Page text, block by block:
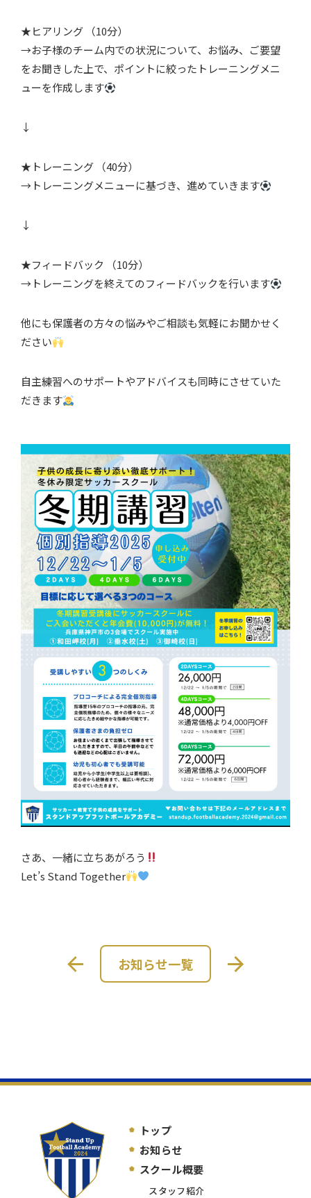
★ヒアリング （10分）
→お子様のチーム内での状況について、お悩み、ご要望
をお聞きした上で、ポイントに絞ったトレーニングメニ
ューを作成します
↓
★トレーニング （40分）
→トレーニングメニューに基づき、進めていきます
↓
★フィードバック （10分）
→トレーニングを終えてのフィードバックを行います
他にも保護者の方々の悩みやご相談も気軽にお聞かせく
ださい
自主練習へのサポートやアドバイスも同時にさせていた
だきます
さあ、一緒に立ちあがろう
Let’s Stand Together
お知らせ一覧
トップ
お知らせ
スクール概要
スタッフ紹介